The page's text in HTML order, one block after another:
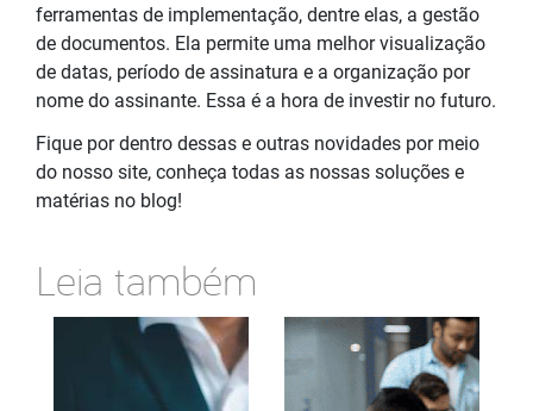
ferramentas de implementação, dentre elas, a gestão
de documentos. Ela permite uma melhor visualização
de datas, período de assinatura e a organização por
nome do assinante. Essa é a hora de investir no futuro.
Fique por dentro dessas e outras novidades por meio
do nosso site, conheça todas as nossas soluções e
matérias no blog!
Leia também